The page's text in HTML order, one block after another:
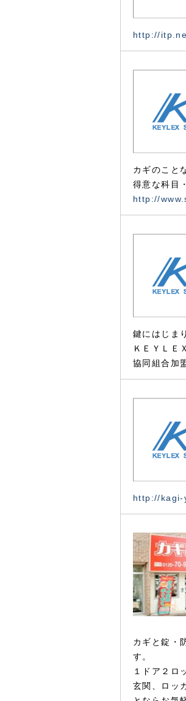
http://
カギのこと
得意な科目
http://
鍵にはじま
ＫＥＹＬＥ
協同組合加
http://kagi-
カギと錠・
す。
１ドア２ロ
玄関、ロッ